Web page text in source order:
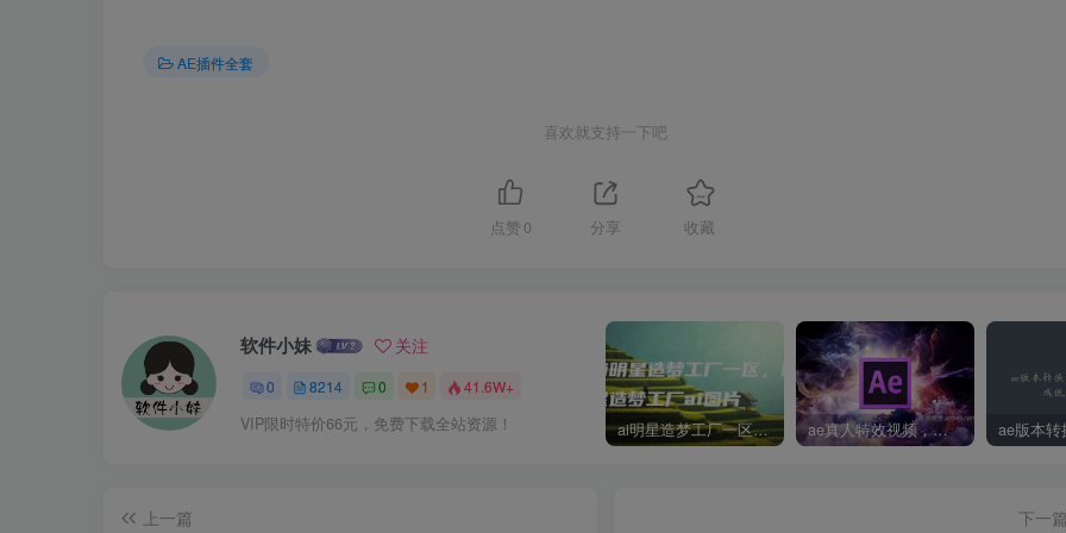
AE插件全套
喜欢就支持一下吧
点赞 0 分享 收藏
软件小妹 关注
0 8214 0 1 41.6W+
VIP限时特价66元，免费下载全站资源！ ai明星造梦工厂一区，明星造梦工厂ai图片 ae真人特效视频，大学生第一次做ppt怎么做
上一篇 下一篇